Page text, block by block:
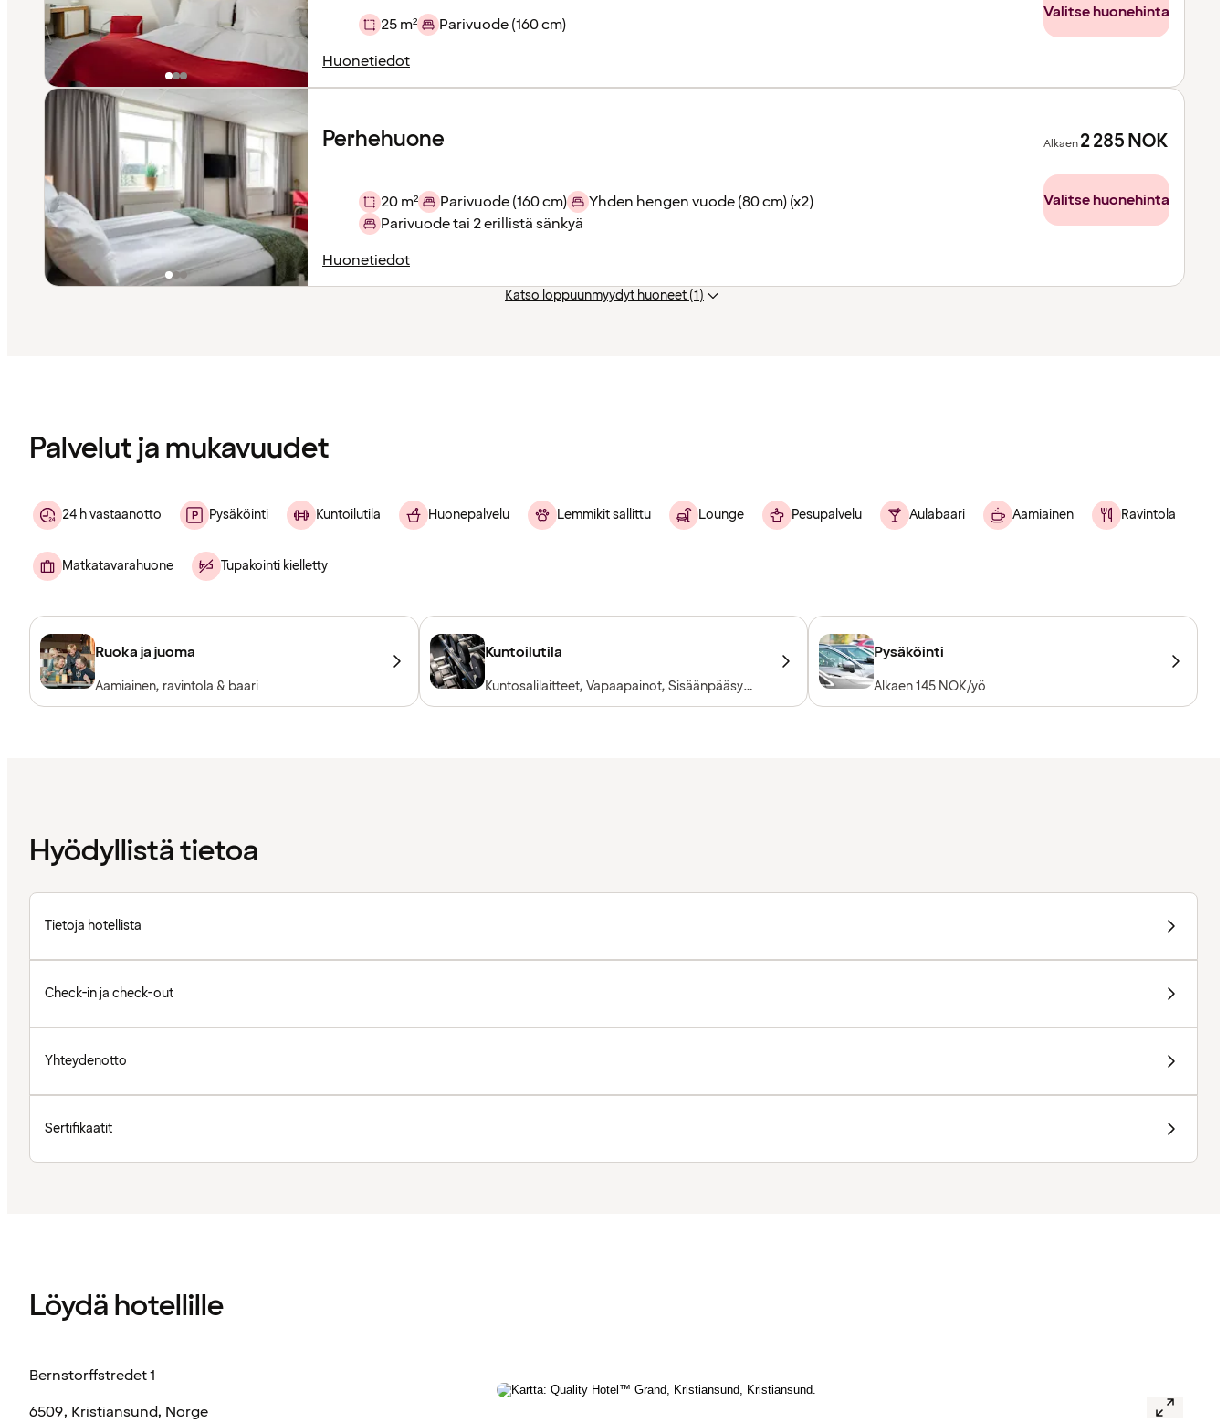
25 m²
Parivuode (160 cm)
Huonetiedot
Valitse huonehinta
Perhehuone
20 m² Parivuode (160 cm)
Yhden hengen vuode (80 cm) (x2)
Parivuode tai 2 erillistä sänkyä
Huonetiedot
Alkaen2 285NOK
Valitse huonehinta
Katso loppuunmyydyt huoneet (1)
Palvelut ja mukavuudet
24 h vastaanotto Pysäköinti Kuntoilutila Huonepalvelu Lemmikit sallittu Lounge Pesupalvelu Aulabaari Aamiainen Ravintola
Matkatavarahuone Tupakointi kielletty
Ruoka ja juoma
Aamiainen, ravintola & baari
Kuntoilutila
Kuntosalilaitteet, Vapaapainot, Sisäänpääsy
sisältyy hotellivieraille
Pysäköinti
Alkaen 145 NOK/yö
Hyödyllistä tietoa
Tietoja hotellista
Check-in ja check-out
Yhteydenotto
Sertifikaatit
Löydä hotellille
Bernstorffstredet 1
6509, Kristiansund, Norge